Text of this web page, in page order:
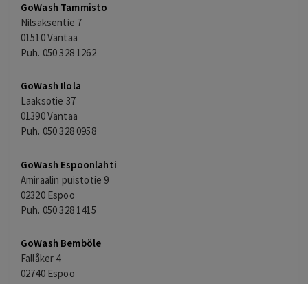
GoWash Tammisto
Nilsaksentie 7
01510 Vantaa
Puh. 050 328 1262
GoWash Ilola
Laaksotie 37
01390 Vantaa
Puh. 050 328 0958
GoWash Espoonlahti
Amiraalin puistotie 9
02320 Espoo
Puh. 050 328 1415
GoWash Bemböle
Fallåker 4
02740 Espoo